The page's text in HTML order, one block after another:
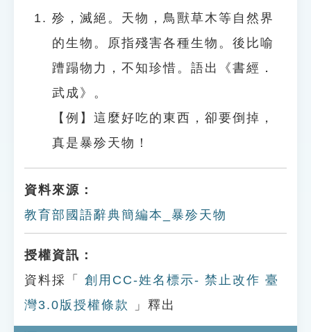
殄，滅絕。天物，鳥獸草木等自然界
的生物。原指殘害各種生物。後比喻
蹧蹋物力，不知珍惜。語出《書經．
武成》。
【例】這麼好吃的東西，卻要倒掉，
真是暴殄天物！
資料來源：
教育部國語辭典簡編本_暴殄天物
授權資訊：
資料採「
創用CC-姓名標示- 禁止改作 臺
灣3.0版授權條款
」釋出